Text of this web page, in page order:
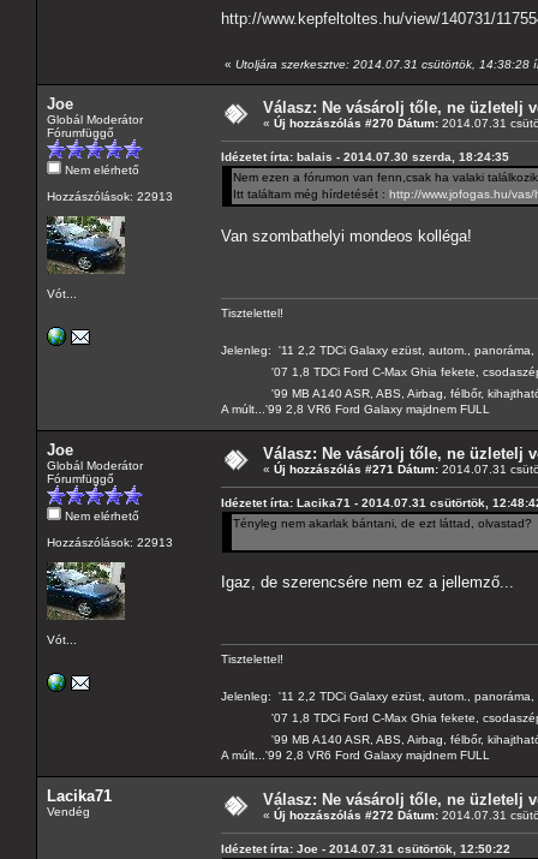
http://www.kepfeltoltes.hu/view/140731/
« Utoljára szerkesztve: 2014.07.31 csütörtök, 14:38:28
Joe
Globál Moderátor
Fórumfüggő
Nem elérhető
Hozzászólások: 22913
Vót...
Válasz: Ne vásárolj tőle, ne üzletelj
« Új hozzászólás #270 Dátum: 2014.07.31
Idézetet írta: balais - 2014.07.30 szerda, 18:24:35
Nem ezen a fórumon van fenn,csak ha valaki
Itt találtam még hírdetését : http://www.jofogas.hu/
Van szombathelyi mondeos kolléga!
Tisztelettel!
Jelenleg: '11 2,2 TDCi Galaxy ezüst, autom.,
'07 1,8 TDCi Ford C-Max Ghia fekete,
'99 MB A140 ASR, ABS, Airbag, félbőr, kihajtható
A múlt...'99 2,8 VR6 Ford Galaxy majdnem FULL
Joe
Globál Moderátor
Fórumfüggő
Nem elérhető
Hozzászólások: 22913
Vót...
Válasz: Ne vásárolj tőle, ne üzletelj
« Új hozzászólás #271 Dátum: 2014.07.31
Idézetet írta: Lacika71 - 2014.07.31 csütörtök,
Tényleg nem akarlak bántani, de ezt láttad, olvastad?
Igaz, de szerencsére nem ez a jellemző...
Tisztelettel!
Jelenleg: '11 2,2 TDCi Galaxy ezüst, autom.,
'07 1,8 TDCi Ford C-Max Ghia fekete,
'99 MB A140 ASR, ABS, Airbag, félbőr, kihajtható
A múlt...'99 2,8 VR6 Ford Galaxy majdnem FULL
Lacika71
Vendég
Válasz: Ne vásárolj tőle, ne üzletelj
« Új hozzászólás #272 Dátum: 2014.07.31
Idézetet írta: Joe - 2014.07.31 csütörtök, 12:50:22